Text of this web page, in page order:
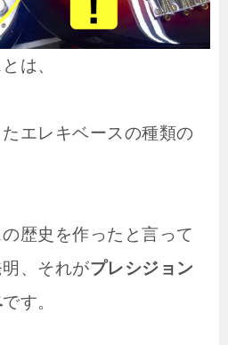
は、
エレキベースの種類の
歴史を作ったと言って
、それがプレシジョン
です。